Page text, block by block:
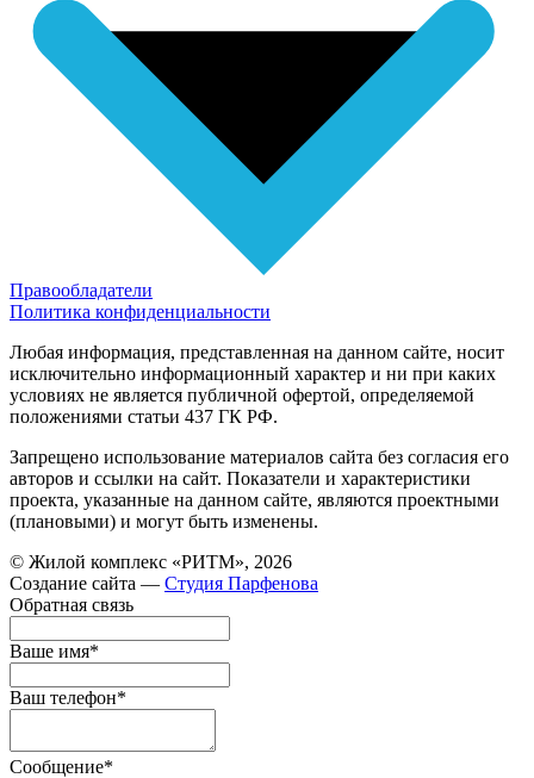
Правообладатели
Политика конфиденциальности
Любая информация, представленная на данном сайте, носит
исключительно информационный характер и ни при каких
условиях не является публичной офертой, определяемой
положениями статьи 437 ГК РФ.
Запрещено использование материалов сайта без согласия его
авторов и ссылки на сайт. Показатели и характеристики
проекта, указанные на данном сайте, являются проектными
(плановыми) и могут быть изменены.
© Жилой комплекс «РИТМ», 2026
Создание сайта — Студия Парфенова
Обратная связь
Ваше имя*
Ваш телефон*
Сообщение*